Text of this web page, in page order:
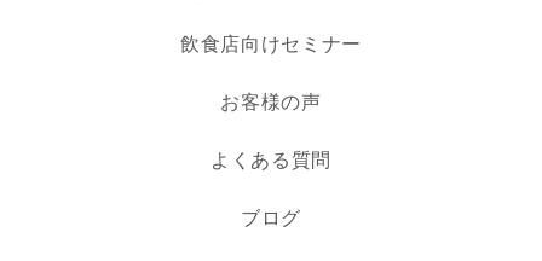
飲食店向けセミナー
お客様の声
よくある質問
ブログ